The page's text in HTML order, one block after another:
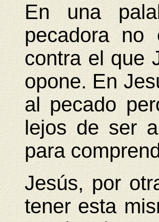
En una
pecadora no
contra el que
opone. En
al pecado
lejos de ser
para
Jesús, por
tener esta